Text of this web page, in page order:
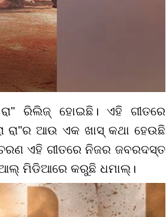
ରିଲିଜ୍ ହୋଇଛି। ଏହି ଗୀତରେ
ରା"ର ଆଉ ଏକ ଖାସ୍ କଥା ହେଉଛି
ଏହି ଗୀତରେ ନିଜର ଜବରଦସ୍ତ
ମିଡିଆରେ କରୁଛି ଧମାଲ୍।